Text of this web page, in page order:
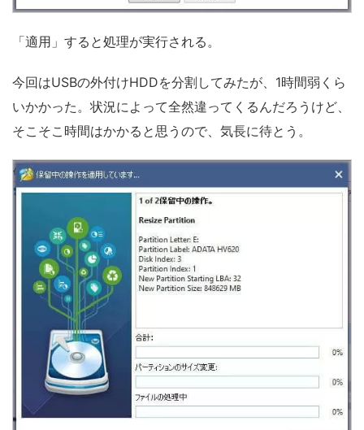
「適用」すると処理が実行される。
今回はUSBの外付けHDDを分割してみたが、1時間弱くら
いかかった。状況によって全然違ってくるんだろうけど、
そこそこ時間はかかると思うので、気長に待とう。